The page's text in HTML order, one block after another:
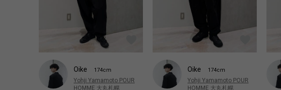
Oike 174cm
Yohji Yamamoto POUR
HOMME 大丸札幌
Oike 174cm
Yohji Yamamoto POUR
HOMME 大丸札幌